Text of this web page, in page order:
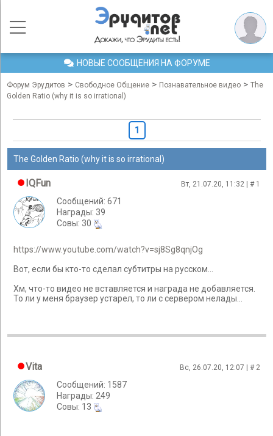
НОВЫЕ СООБЩЕНИЯ НА ФОРУМЕ
Форум Эрудитов > Свободное Общение > Познавательное видео > The
Golden Ratio (why it is so irrational)
1
The Golden Ratio (why it is so irrational)
IQFun Вт, 21.07.20, 11:32 | # 1
Сообщений: 671
Награды: 39
Cовы: 30
https://www.youtube.com/watch?v=sj8Sg8qnjOg
Вот, если бы кто-то сделал субтитры на русском...
Хм, что-то видео не вставляется и награда не добавляется.
То ли у меня браузер устарел, то ли с сервером нелады...
Vita Вс, 26.07.20, 12:07 | # 2
Сообщений: 1587
Награды: 249
Cовы: 13